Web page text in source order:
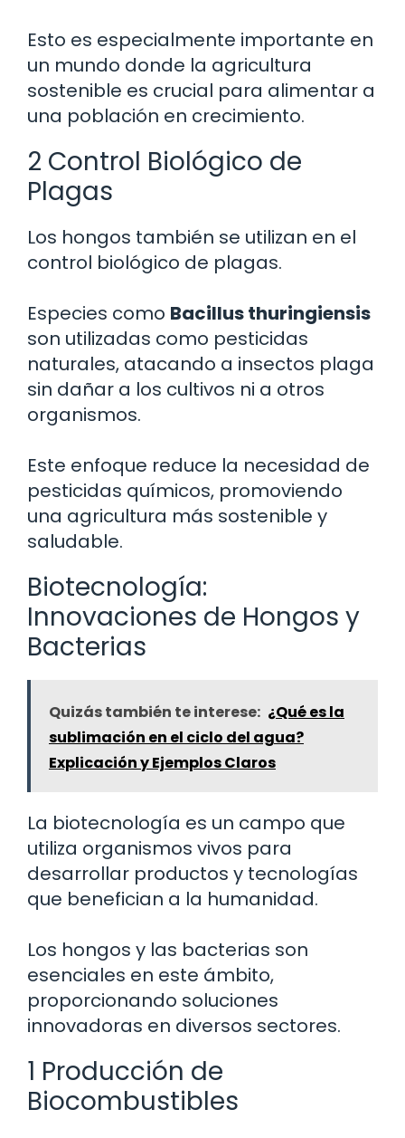
Esto es especialmente importante en
un mundo donde la agricultura
sostenible es crucial para alimentar a
una población en crecimiento.
2 Control Biológico de
Plagas
Los hongos también se utilizan en el
control biológico de plagas.
Especies como Bacillus thuringiensis
son utilizadas como pesticidas
naturales, atacando a insectos plaga
sin dañar a los cultivos ni a otros
organismos.
Este enfoque reduce la necesidad de
pesticidas químicos, promoviendo
una agricultura más sostenible y
saludable.
Biotecnología:
Innovaciones de Hongos y
Bacterias
Quizás también te interese: ¿Qué es la
sublimación en el ciclo del agua?
Explicación y Ejemplos Claros
La biotecnología es un campo que
utiliza organismos vivos para
desarrollar productos y tecnologías
que benefician a la humanidad.
Los hongos y las bacterias son
esenciales en este ámbito,
proporcionando soluciones
innovadoras en diversos sectores.
1 Producción de
Biocombustibles